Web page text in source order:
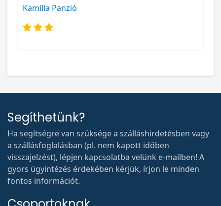
Kamilla Panzió
Segíthetünk?
Ha segítségre van szüksége a szálláshirdetésben vagy
a szállásfoglalásban (pl. nem kapott időben
visszajelzést), lépjen kapcsolatba velünk e-mailben! A
gyors ügyintézés érdekében kérjük, írjon le minden
fontos információt.